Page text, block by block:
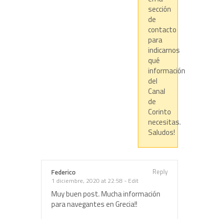
sección
de
contacto
para
indicarnos
qué
información
del
Canal
de
Corinto
necesitas.
Saludos!
Federico
1 diciembre, 2020 at 22:58 - Edit
Reply
Muy buen post. Mucha información
para navegantes en Grecia!!